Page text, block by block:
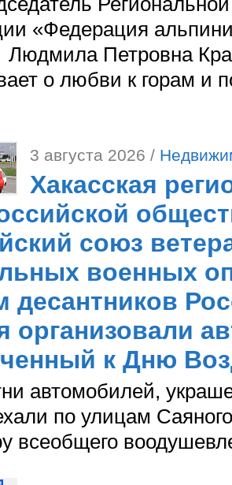
«Федерация
Людмила Петровна
о любви к горам и
3 августа 2026 /
Хакасская
союз
военных
десантников
организовали
к Дню
автомобилей,
по улицам
всеобщего